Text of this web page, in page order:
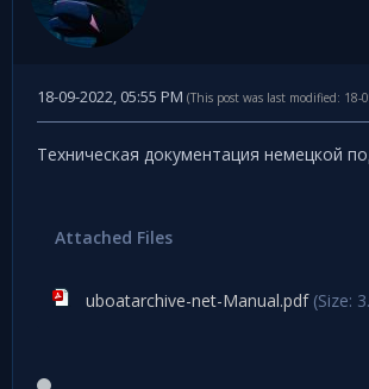
18-09-2022, 05:55 PM (This post was last modified:
Техническая документация немецкой
Attached Files
uboatarchive-net-Manual.pdf(Size: